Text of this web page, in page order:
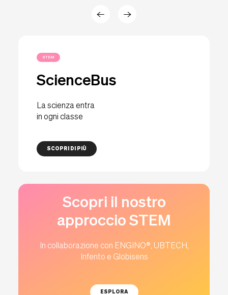
STEM
ScienceBus
La scienza entra
in ogni classe
SCOPRI DI PIÙ
Scopri il nostro
approccio STEM
In collaborazione con ENGINO®, UBTECH,
Infento e Globisens
ESPLORA